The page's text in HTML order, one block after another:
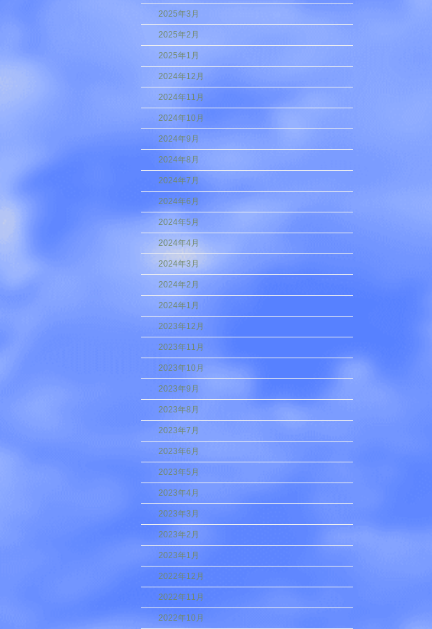
2025年3月
2025年2月
2025年1月
2024年12月
2024年11月
2024年10月
2024年9月
2024年8月
2024年7月
2024年6月
2024年5月
2024年4月
2024年3月
2024年2月
2024年1月
2023年12月
2023年11月
2023年10月
2023年9月
2023年8月
2023年7月
2023年6月
2023年5月
2023年4月
2023年3月
2023年2月
2023年1月
2022年12月
2022年11月
2022年10月